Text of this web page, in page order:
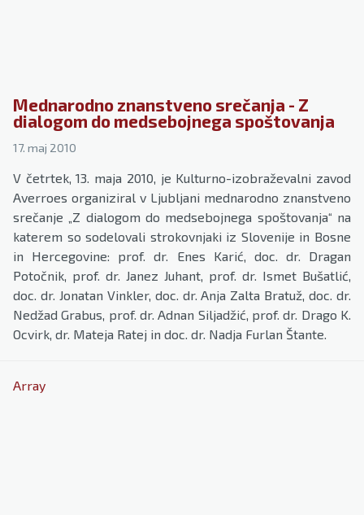
Mednarodno znanstveno srečanja - Z
dialogom do medsebojnega spoštovanja
17. maj 2010
V četrtek, 13. maja 2010, je Kulturno-izobraževalni zavod
Averroes organiziral v Ljubljani mednarodno znanstveno
srečanje „Z dialogom do medsebojnega spoštovanja“ na
katerem so sodelovali strokovnjaki iz Slovenije in Bosne
in Hercegovine: prof. dr. Enes Karić, doc. dr. Dragan
Potočnik, prof. dr. Janez Juhant, prof. dr. Ismet Bušatlić,
doc. dr. Jonatan Vinkler, doc. dr. Anja Zalta Bratuž, doc. dr.
Nedžad Grabus, prof. dr. Adnan Siljadžić, prof. dr. Drago K.
Ocvirk, dr. Mateja Ratej in doc. dr. Nadja Furlan Štante.
Array